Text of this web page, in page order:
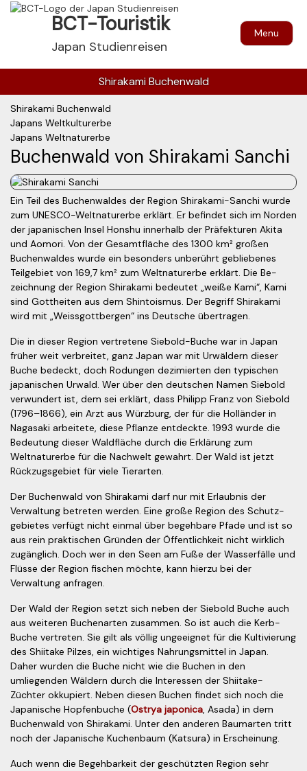
Menu
BCT-Touristik
Japan Studienreisen
Shirakami Buchenwald
Shirakami Buchenwald
Japans Weltkulturerbe
Japans Weltnaturerbe
Buchenwald von Shirakami Sanchi
Ein Teil des Buchenwaldes der Region Shirakami-Sanchi wurde
zum UNESCO-Welt­naturerbe erklärt. Er befindet sich im Norden
der japanischen Insel Honshu innerhalb der Präfekturen Akita
und Aomori. Von der Gesamt­fläche des 1300 km² großen
Buchenwaldes wurde ein besonders unberührt gebliebenes
Teilgebiet von 169,7 km² zum Weltnaturerbe erklärt. Die Be­
zeich­nung der Region Shirakami bedeutet „weiße Kami“, Kami
sind Gott­hei­ten aus dem Shintoismus. Der Begriff Shirakami
wird mit „Weissgottbergen“ ins Deutsche übertragen.
Die in dieser Region vertretene Siebold-Buche war in Japan
früher weit ver­brei­tet, ganz Japan war mit Urwäldern dieser
Buche bedeckt, doch Ro­dung­en dezimierten den typischen
japanischen Urwald. Wer über den deutschen Namen Siebold
verwundert ist, dem sei erklärt, dass Philipp Franz von Siebold
(1796–1866), ein Arzt aus Würzburg, der für die Holländer in
Nagasaki arbei­te­te, diese Pflanze entdeckte. 1993 wurde die
Bedeutung dieser Waldfläche durch die Erklärung zum
Weltnaturerbe für die Nachwelt gewahrt. Der Wald ist jetzt
Rückzugsgebiet für viele Tierarten.
Der Buchenwald von Shirakami darf nur mit Erlaubnis der
Verwaltung betreten werden. Eine große Region des Schutz­
gebietes verfügt nicht einmal über begehbare Pfade und ist so
aus rein praktischen Gründen der Öffentlichkeit nicht wirklich
zugänglich. Doch wer in den Seen am Fuße der Wasserfälle und
Flüsse der Region fischen möchte, kann hierzu bei der
Verwaltung anfragen.
Der Wald der Region setzt sich neben der Siebold Buche auch
aus weiteren Buchenarten zusammen. So ist auch die Kerb-
Buche vertreten. Sie gilt als völlig ungeeignet für die Kultivierung
des Shiitake Pilzes, ein wichtiges Nahrungs­mittel in Japan.
Daher wurden die Buche nicht wie die Buchen in den
umliegenden Wäldern durch die Interessen der Shiitake-
Züchter okkupiert. Neben diesen Buchen findet sich noch die
Japanische Hopfenbuche (Ostrya japonica, Asada) in dem
Buchenwald von Shirakami. Unter den anderen Baumarten tritt
noch der Japanische Kuchenbaum (Katsura) in Erscheinung.
Auch wenn die Begehbarkeit der ge­schützten Region sehr